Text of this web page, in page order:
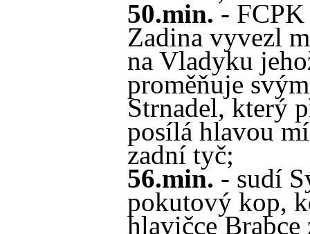
50.min. - FCPK
Zadina vyvezl
na Vladyku
proměňuje
Strnadel, který
posílá hlavou
zadní tyč;
56.min. - sudí
pokutový kop,
hlavičce Brabce